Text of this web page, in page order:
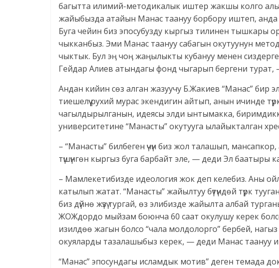
багытта илимий-методикалык иштер жакшы колго
жайыбызда атайын Манас таануу борбору иштеп,
Буга чейин биз эпосубузду кыргыз тилинен тышкары
чыкканбыз. Эми Манас таануу сабагын окутуунун
чыктык. Бул эӊ чоӊ жаӊылыкты кубануу менен
Гейдар Алиев атындагы фонд чыгарып бергени
Андан кийин сөз алган жазуучу Б.Жакиев “Манас” бир
тиешелүү рухий мурас экендигин айтып, анын ичинде
чагылдырылганын, идеясы элди ынтымакка,
университетине “Манасты” окутууга ылайыкталган
– “Манасты” билбеген үчүн биз жол талашып,
түшүнгөн кыргыз буга барбайт эле, — деди Эл баатыры
– Мамлекетибизде идеология жок деп келебиз. Аны
катылып жатат. “Манасты” жайылтуу бүтүндөй түрк
биз дүйнө жүзү тургай, өз элибизде жайылта албай
ЖОЖдордо мыйзам боюнча 60 саат окулушу керек
изилдөө жагын болсо “чала молдолорго” бербей,
окуяларды тазалашыбыз керек, — деди Манас таануу
“Манас” эпосундагы исламдык мотив” деген темада